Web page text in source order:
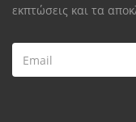
εκπτώσεις και τα